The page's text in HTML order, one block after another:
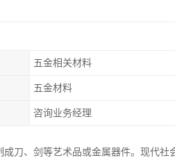
五金相关材料
五金材料
咨询业务经理
刀、剑等艺术品或金属器件。现代社